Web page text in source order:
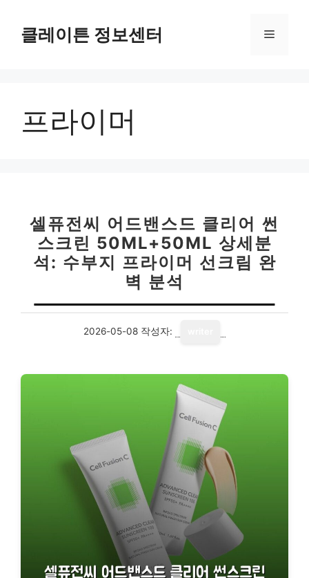
클레이튼 정보센터 메
프라이머
셀퓨전씨 어드밴스드 클리어 썬
스크린 50ML+50ML 상세분
석: 수부지 프라이머 선크림 완
벽 분석
2026-05-08 작성자: